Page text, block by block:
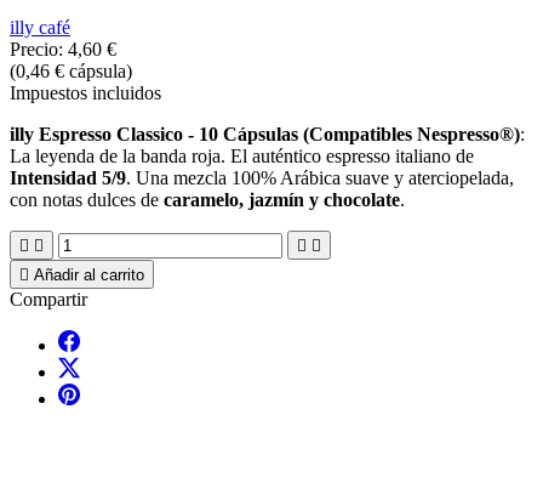
illy café
Precio: 4,60 €
(0,46 € cápsula)
Impuestos incluidos
illy Espresso Classico - 10 Cápsulas (Compatibles Nespresso®):
La leyenda de la banda roja. El auténtico espresso italiano de
Intensidad 5/9. Una mezcla 100% Arábica suave y aterciopelada,
con notas dulces de caramelo, jazmín y chocolate.
   
 Añadir al carrito
Compartir